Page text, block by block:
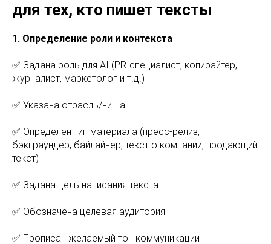
для тех, кто пишет тексты
1. Определение роли и контекста
✅ Задана роль для AI (PR-специалист, копирайтер,
журналист, маркетолог и т.д.)
✅ Указана отрасль/ниша
✅ Определен тип материала (пресс-релиз,
бэкграундер, байлайнер, текст о компании, продающий
текст)
✅ Задана цель написания текста
✅ Обозначена целевая аудитория
✅ Прописан желаемый тон коммуникации